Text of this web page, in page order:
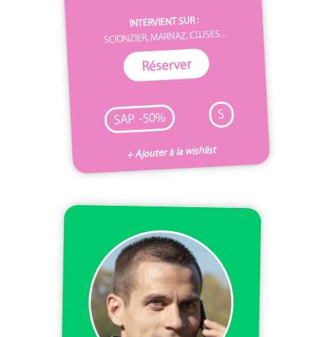
INTERVIENT SUR :
SCIONZIER, MARNAZ, CLUSES...
Réserver
SAP -50% S
+ Ajouter à la wishlist